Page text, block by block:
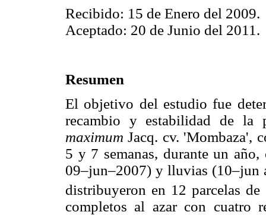
Recibido: 15 de Enero del 2009.
Aceptado: 20 de Junio del 2011.
Resumen
El objetivo del estudio fue
recambio y estabilidad de
maximumJacq. cv. 'Mombaza',
5 y 7 semanas, durante un
09–jun–2007) y lluvias (10–jun
distribuyeron en 12 parcelas de
completos al azar con cuatro